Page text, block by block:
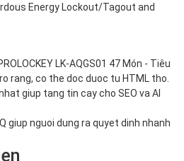
Energy Lockout/Tagout and
LK-AQGS01 47 Món - Tiêu
rang, co the doc duoc tu HTML tho.
giup tang tin cay cho SEO va AI
giup nguoi dung ra quyet dinh nhanh